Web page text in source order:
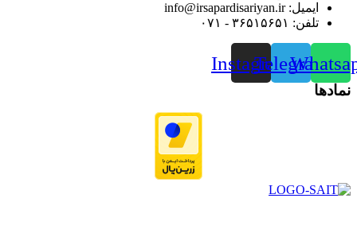
ایمیل: info@irsapardisariyan.ir
تلفن: ۳۶۵۱۵۶۵۱ - ۰۷۱
Telegram
Instagram
نمادها